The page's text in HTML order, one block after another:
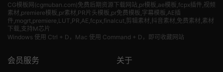
CG模板网(cgmuban.com)免费后期资源下载网站,pr模板,ae模板,fcpx插件,视频
素材 ,premiere模板,pr素材,PR片头模板,pr免费模板,字幕模板,AE插
件,mogrt,premiere,LUT,PR,AE,fcpx,finalcut,剪辑素材,抖音素材,免费素材,素材
下载,支持M芯片
Windows 使用 Ctrl + D，Mac 使用 Command + D，即可收藏网站
会员服务 关于